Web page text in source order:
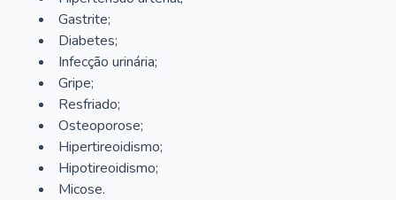
Gastrite;
Diabetes;
Infecção urinária;
Gripe;
Resfriado;
Osteoporose;
Hipertireoidismo;
Hipotireoidismo;
Micose.